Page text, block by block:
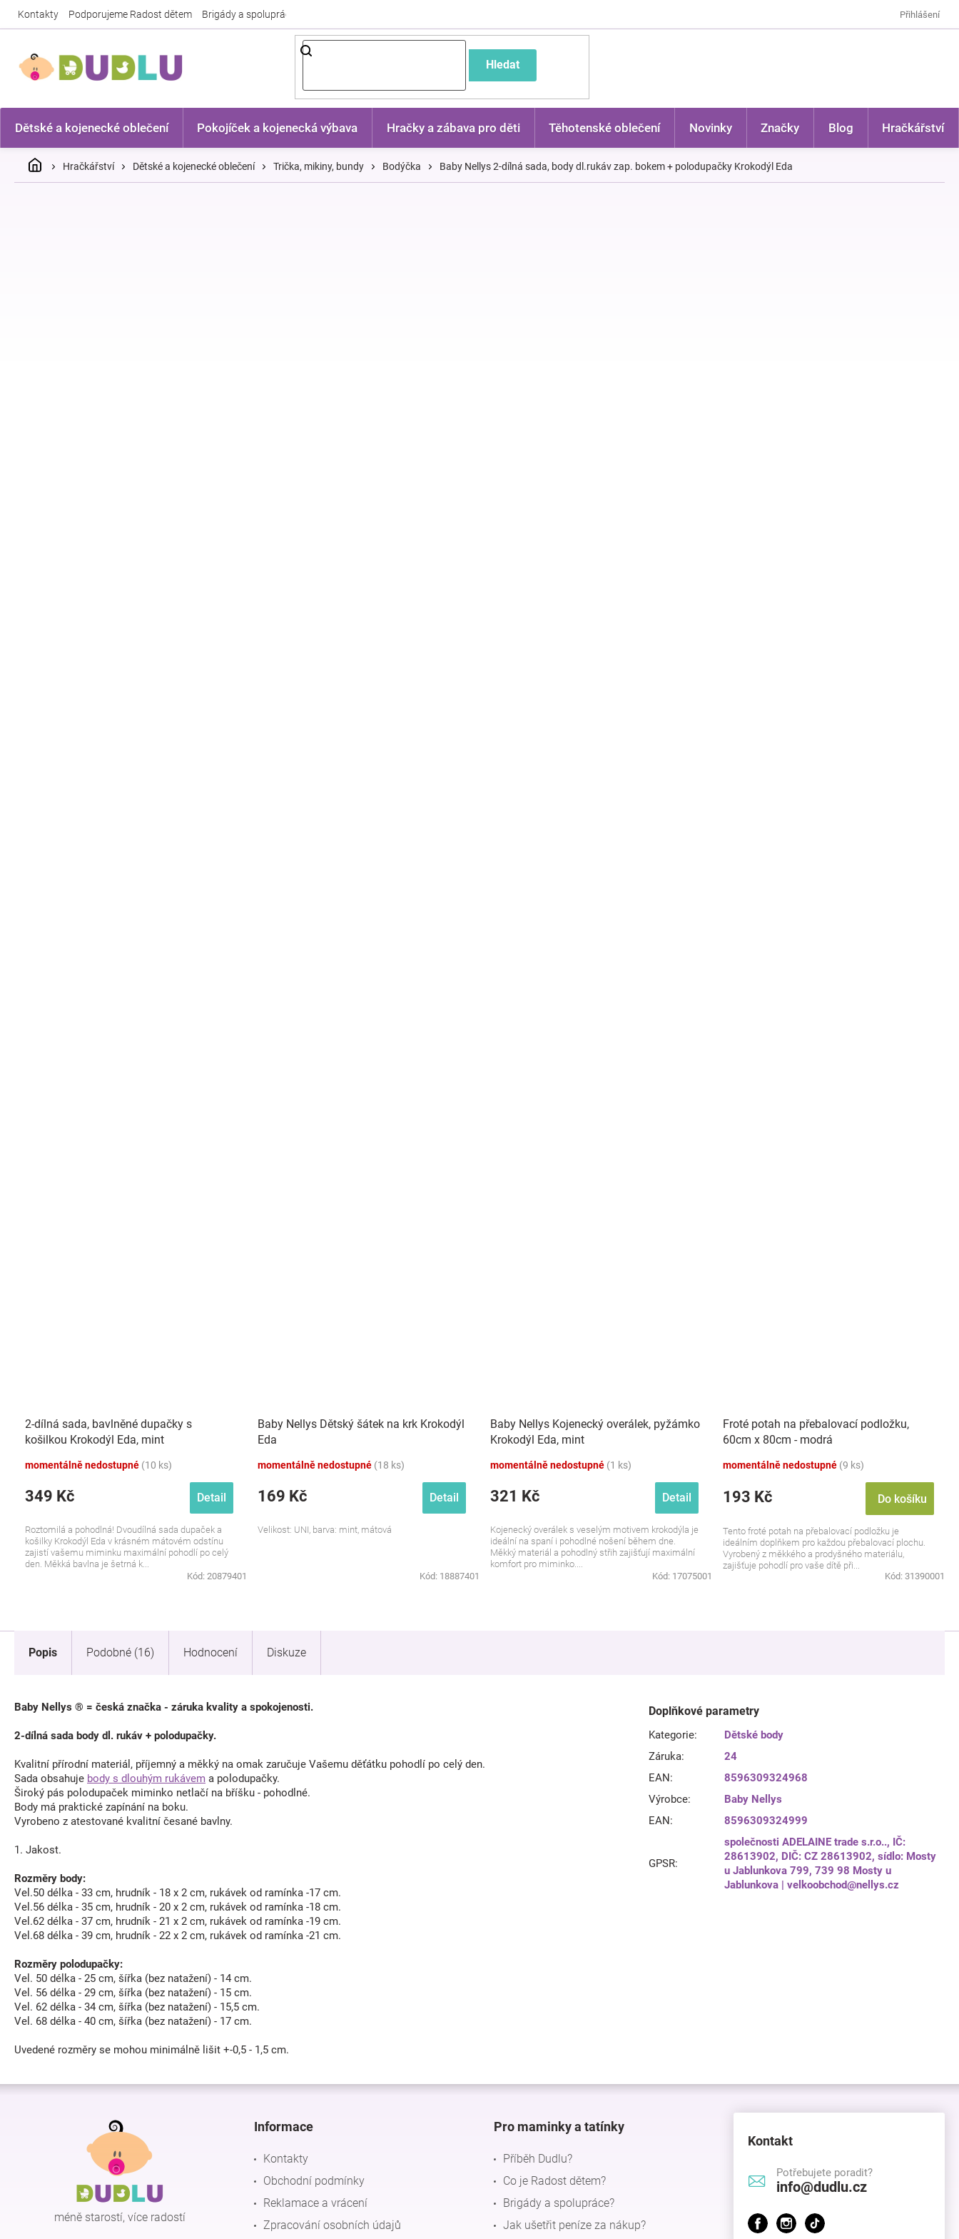
Kontakty Podporujeme Radost dětem Brigády a spolupráce Přihlášení
Hledat
Dětské a kojenecké oblečení Pokojíček a kojenecká výbava Hračky a zábava pro děti Těhotenské oblečení Novinky Značky Blog Hračkářství
DomůHračkářství Dětské a kojenecké oblečení Trička, mikiny, bundy Bodýčka Baby Nellys 2-dílná sada, body dl.rukáv zap. bokem + polodupačky Krokodýl Eda
2-dílná sada, bavlněné dupačky s
košilkou Krokodýl Eda, mint
momentálně nedostupné (10 ks)
349 Kč Detail
Roztomilá a pohodlná! Dvoudílná sada dupaček a
košilky Krokodýl Eda v krásném mátovém odstínu
zajistí vašemu miminku maximální pohodlí po celý
den. Měkká bavlna je šetrná k...
Kód: 20879401
Baby Nellys Dětský šátek na krk Krokodýl
Eda
momentálně nedostupné (18 ks)
169 Kč Detail
Velikost: UNI, barva: mint, mátová
Kód: 18887401
Baby Nellys Kojenecký overálek, pyžámko
Krokodýl Eda, mint
momentálně nedostupné (1 ks)
321 Kč Detail
Kojenecký overálek s veselým motivem krokodýla je
ideální na spaní i pohodlné nošení během dne.
Měkký materiál a pohodlný střih zajišťují maximální
komfort pro miminko....
Kód: 17075001
Froté potah na přebalovací podložku,
60cm x 80cm - modrá
momentálně nedostupné (9 ks)
193 Kč Do košíku
Tento froté potah na přebalovací podložku je
ideálním doplňkem pro každou přebalovací plochu.
Vyrobený z měkkého a prodyšného materiálu,
zajišťuje pohodlí pro vaše dítě při...
Kód: 31390001
Popis Podobné (16) Hodnocení Diskuze
Baby Nellys ® = česká značka - záruka kvality a spokojenosti.
2-dílná sada body dl. rukáv + polodupačky.
Kvalitní přírodní materiál, příjemný a měkký na omak zaručuje Vašemu děťátku pohodlí po celý den.
Sada obsahuje body s dlouhým rukávem a polodupačky.
Široký pás polodupaček miminko netlačí na bříšku - pohodlné.
Body má praktické zapínání na boku.
Vyrobeno z atestované kvalitní česané bavlny.
1. Jakost.
Rozměry body:
Vel.50 délka - 33 cm, hrudník - 18 x 2 cm, rukávek od ramínka -17 cm.
Vel.56 délka - 35 cm, hrudník - 20 x 2 cm, rukávek od ramínka -18 cm.
Vel.62 délka - 37 cm, hrudník - 21 x 2 cm, rukávek od ramínka -19 cm.
Vel.68 délka - 39 cm, hrudník - 22 x 2 cm, rukávek od ramínka -21 cm.
Rozměry polodupačky:
Vel. 50 délka - 25 cm, šířka (bez natažení) - 14 cm.
Vel. 56 délka - 29 cm, šířka (bez natažení) - 15 cm.
Vel. 62 délka - 34 cm, šířka (bez natažení) - 15,5 cm.
Vel. 68 délka - 40 cm, šířka (bez natažení) - 17 cm.
Uvedené rozměry se mohou minimálně lišit +-0,5 - 1,5 cm.
Doplňkové parametry
Kategorie:
Dětské body
Záruka:
24
EAN:
8596309324968
Výrobce:
Baby Nellys
EAN: 8596309324999
GPSR:
společnosti ADELAINE trade s.r.o.., IČ:
28613902, DIČ: CZ 28613902, sídlo: Mosty
u Jablunkova 799, 739 98 Mosty u
Jablunkova | velkoobchod@nellys.cz
Z
méně starostí, více radostí
Informace
Kontakty
Obchodní podmínky
Reklamace a vrácení
Zpracování osobních údajů
Pro maminky a tatínky
Příběh Dudlu?
Co je Radost dětem?
Brigády a spolupráce?
Jak ušetřit peníze za nákup?
Kontakt
Potřebujete poradit?
info@dudlu.cz